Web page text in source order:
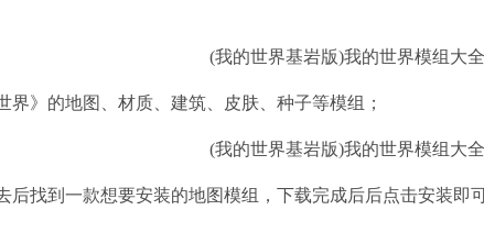
》的地图、材质、建筑、皮肤、种子等模组；
后找到一款想要安装的地图模组，下载完成后后点击安装即